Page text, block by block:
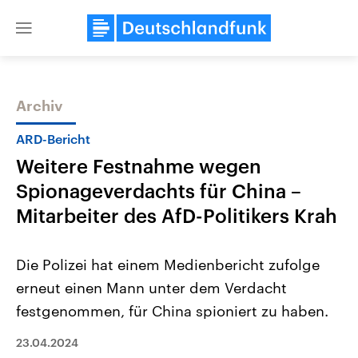
Close
Themen
2026
Alle Informationen
Sachsen-Anhalt wählt am 6.
Landtag. Seit 2021 wird das
Aktuelle Beiträge,
Hintergründe
Wirtschaftlich und
Archiv
ARD-Bericht
Weitere Festnahme wegen
Spionageverdachts für China –
Mitarbeiter des AfD-Politikers Krah
Die Polizei hat einem Medienbericht zufolge
erneut einen Mann unter dem Verdacht
festgenommen, für China spioniert zu haben.
23.04.2024